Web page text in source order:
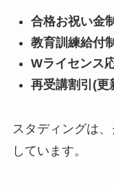
合格お祝い金
教育訓練給付
Wライセンス
再受講割引(更
スタディングは
しています。